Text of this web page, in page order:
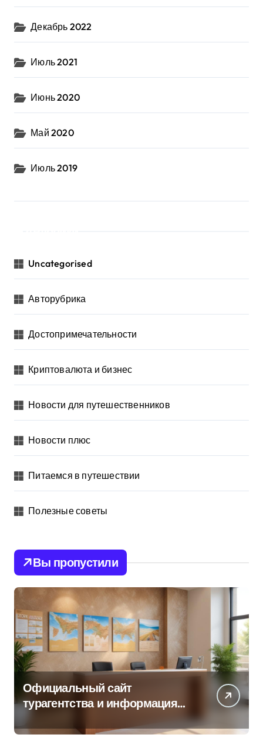
Декабрь 2022
Июль 2021
Июнь 2020
Май 2020
Июль 2019
Uncategorised
Авторубрика
Достопримечательности
Криптовалюта и бизнес
Новости для путешественников
Новости плюс
Питаемся в путешествии
Полезные советы
Вы пропустили
Официальный сайт
турагентства и информация